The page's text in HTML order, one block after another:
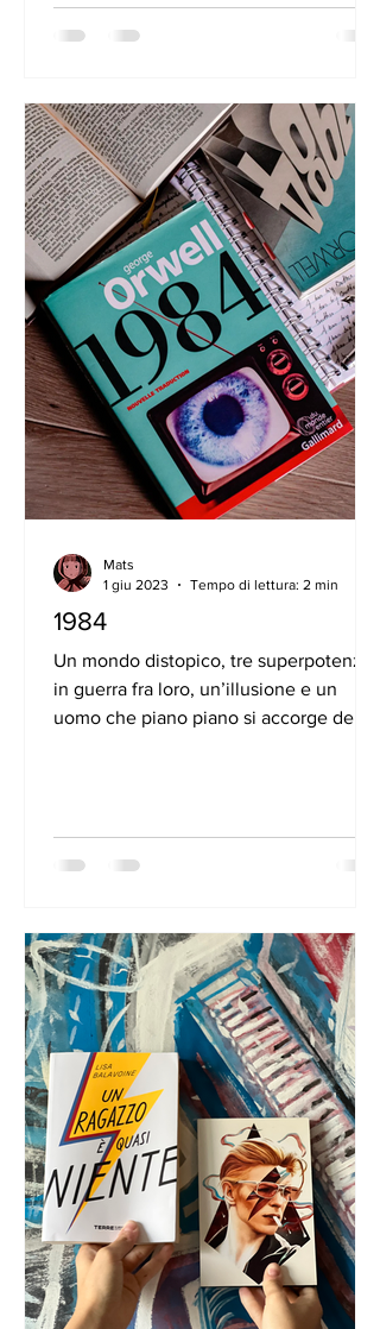
1984
Un mondo distopico, tre superpotenze
in guerra fra loro, un’illusione e un
uomo che piano piano si accorge della
Mats
1 giu 2023
Tempo di lettura: 2 min